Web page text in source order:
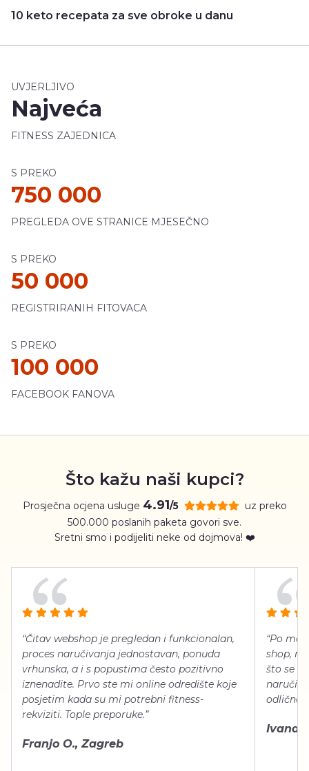
10 keto recepata za sve obroke u danu
UVJERLJIVO
Najveća
FITNESS ZAJEDNICA
S PREKO
750 000
PREGLEDA OVE STRANICE MJESEČNO
S PREKO
50 000
REGISTRIRANIH FITOVACA
S PREKO
100 000
FACEBOOK FANOVA
Što kažu naši kupci?
Prosječna ocjena usluge 4.91/5
uz preko
500.000 poslanih paketa govori sve.
Sretni smo i podijeliti neke od dojmova! ❤️
“Čitav webshop je pregledan i funkcionalan,
proces naručivanja jednostavan, ponuda
vrhunska, a i s popustima često pozitivno
iznenadite. Prvo ste mi online odredište koje
posjetim kada su mi potrebni fitness-
rekviziti. Tople preporuke.”
Franjo O., Zagreb
“Po
shop,
što se
naručiti,
odlično
Ivana